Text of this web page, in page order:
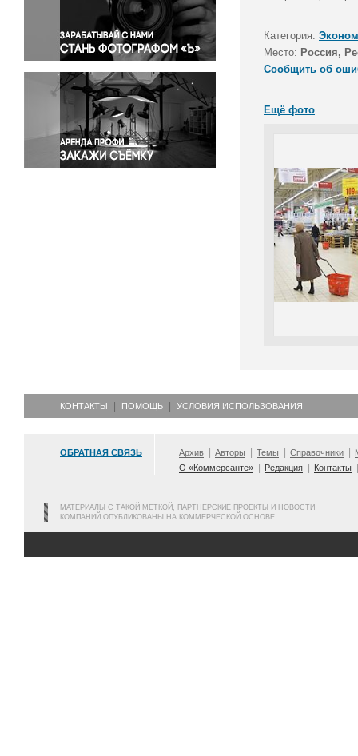
Правосудие
Происшествия и конфликты
Религия
Светская жизнь
Спорт
Экология
Экономика и бизнес
Категория:
Место: Россия,
Сообщить об
Ещё фото
КОНТАКТЫ ПОМОЩЬ УСЛОВИЯ ИСПОЛЬЗОВАНИЯ
ОБРАТНАЯ СВЯЗЬ Архив Авторы Темы Справочники
О «Коммерсанте»
Редакция Контакты
МАТЕРИАЛЫ С ТАКОЙ МЕТКОЙ, ПАРТНЕРСКИЕ ПРОЕКТЫ И НОВОСТИ
КОМПАНИЙ ОПУБЛИКОВАНЫ НА КОММЕРЧЕСКОЙ ОСНОВЕ